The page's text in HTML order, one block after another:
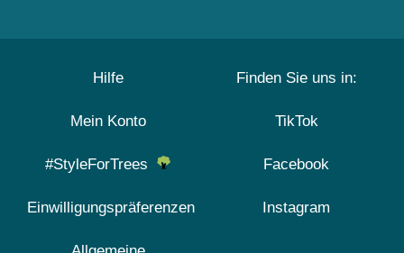
Hilfe
Mein Konto
#StyleForTrees
Einwilligungspräferenzen
Finden Sie uns in:
TikTok
Facebook
Instagram